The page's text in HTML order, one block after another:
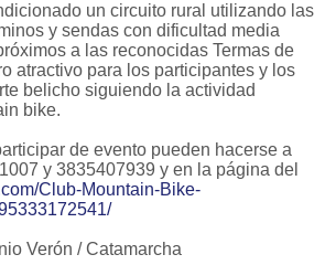
un circuito rural utilizando las
y sendas con dificultad media
a las reconocidas Termas de
atractivo para los participantes y los
belicho siguiendo la actividad
bike.
de evento pueden hacerse a
y 3835407939 y en la página del
Club-Mountain-Bike-
Verón / Catamarcha